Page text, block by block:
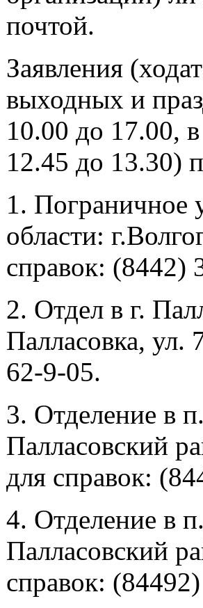
почтой.
Заявления
выходных и
10.00 до 17.00,
12.45 до 13.30)
1. Пограничное
области:
справок: (8442)
2. Отдел в г.
Палласовка, ул.
62-9-05.
3. Отделение в
Палласовский
для справок:
4. Отделение в
Палласовский
справок: